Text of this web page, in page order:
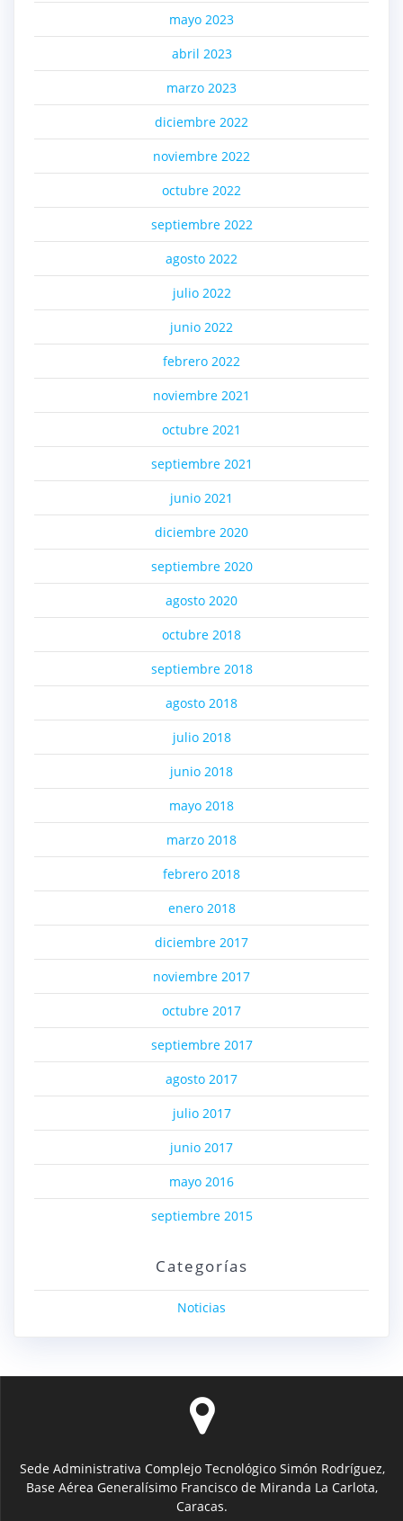
mayo 2023
abril 2023
marzo 2023
diciembre 2022
noviembre 2022
octubre 2022
septiembre 2022
agosto 2022
julio 2022
junio 2022
febrero 2022
noviembre 2021
octubre 2021
septiembre 2021
junio 2021
diciembre 2020
septiembre 2020
agosto 2020
octubre 2018
septiembre 2018
agosto 2018
julio 2018
junio 2018
mayo 2018
marzo 2018
febrero 2018
enero 2018
diciembre 2017
noviembre 2017
octubre 2017
septiembre 2017
agosto 2017
julio 2017
junio 2017
mayo 2016
septiembre 2015
Categorías
Noticias
Sede Administrativa Complejo Tecnológico Simón Rodríguez,
Base Aérea Generalísimo Francisco de Miranda La Carlota,
Caracas.